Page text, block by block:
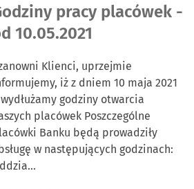
PUBLIKACJI:pracy placówek -
10.05.2021
Klienci, uprzejmie
iż z dniem 10 maja 2021
godziny otwarcia
placówek Poszczególne
Banku będą prowadziły
w następujących godzinach: